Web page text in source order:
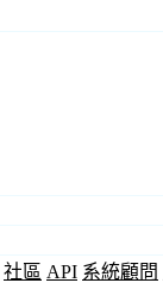
社區 API 系統顧問